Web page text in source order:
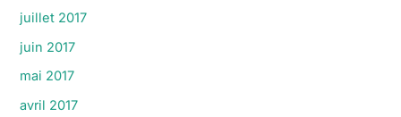
juillet 2017
juin 2017
mai 2017
avril 2017